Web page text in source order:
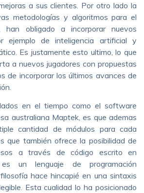
a sus clientes. Por otro lado la
metodologías y algoritmos para el
han obligado a incorporar nuevos
ejemplo de inteligencia artificial y
Es justamente esto ultimo, lo que
a nuevos jugadores con propuestas
de incorporar los últimos avances de
en el tiempo como el software
australiana Maptek, es que ademas
cantidad de módulos para cada
que también ofrece la posibilidad de
a través de código escrito en
un lenguaje de programación
hace hincapié en una sintaxis
Esta cualidad lo ha posicionado